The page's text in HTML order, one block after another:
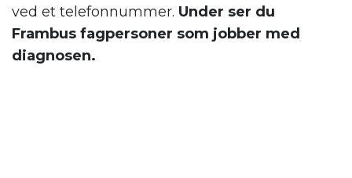
ved et telefonnummer. Under ser du
Frambus fagpersoner som jobber med
diagnosen.